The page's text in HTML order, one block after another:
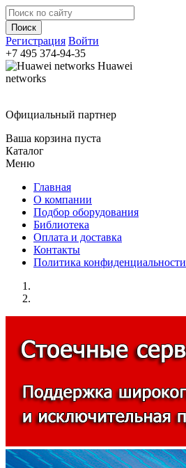
Регистрация Войти
+7 495 374-94-35
Huawei
networks
Официальный партнер
Ваша корзина пуста
Каталог
Меню
Главная
О компании
Подбор оборудования
Библиотека
Оплата и доставка
Контакты
Политика конфиденциальности